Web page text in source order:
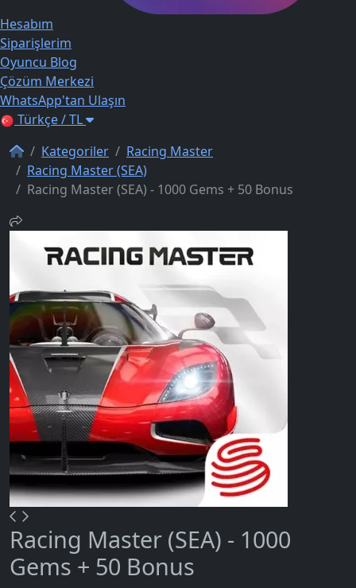
Hesabım
Siparişlerim
Oyuncu Blog
Çözüm Merkezi
WhatsApp'tan Ulaşın
Türkçe / TL
Kategoriler
Racing Master
Racing Master (SEA)
Racing Master (SEA) - 1000 Gems + 50 Bonus
Racing Master (SEA) - 1000
Gems + 50 Bonus